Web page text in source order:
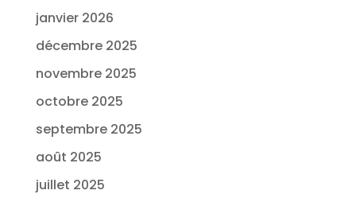
janvier 2026
décembre 2025
novembre 2025
octobre 2025
septembre 2025
août 2025
juillet 2025